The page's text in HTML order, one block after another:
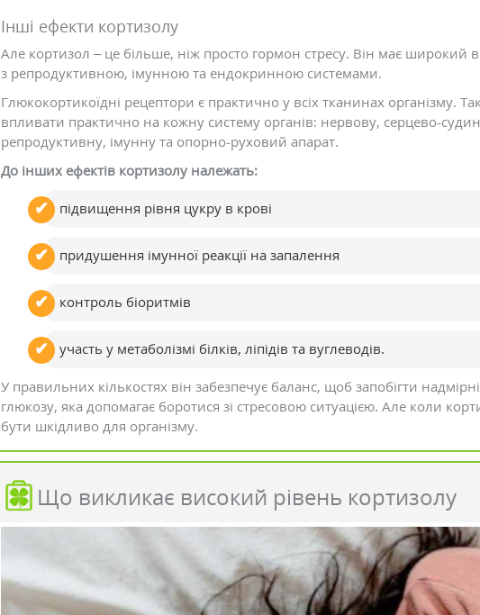
Інші ефекти кортизолу
Але кортизол – це більше, ніж просто гормон стресу. Він має широкий
з репродуктивною, імунною та ендокринною системами.
Глюкокортикоїдні рецептори є практично у всіх тканинах організму.
впливати практично на кожну систему органів: нервову, серцево-
репродуктивну, імунну та опорно-руховий апарат.
До інших ефектів кортизолу належать:
підвищення рівня цукру в крові
придушення імунної реакції на запалення
контроль біоритмів
участь у метаболізмі білків, ліпідів та вуглеводів.
У правильних кількостях він забезпечує баланс, щоб запобігти
глюкозу, яка допомагає боротися зі стресовою ситуацією. Але коли
бути шкідливо для організму.
Що викликає високий рівень кортизолу